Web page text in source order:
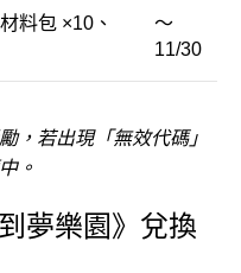
料包 ×10、
～
11/30
，若出現「無效代碼」
。
夢樂園》兌換